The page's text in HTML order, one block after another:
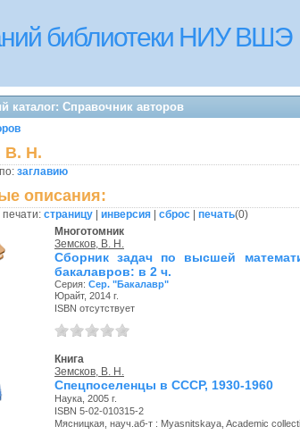
библиотеки НИУ ВШЭ
каталог: Справочник авторов
В. Н.
заглавию
описания:
страницу инверсия сброс печать(0)
Многотомник
Земсков, В. Н.
Сборник задач по высшей
бакалавров: в 2 ч.
Серия: Сер. "Бакалавр"
Юрайт, 2014 г.
ISBN отсутствует
Книга
Земсков, В. Н.
Спецпоселенцы в СССР, 1930-1960
Наука, 2005 г.
ISBN 5-02-010315-2
Мясницкая, науч.аб-т : Myasnitskaya, Academic